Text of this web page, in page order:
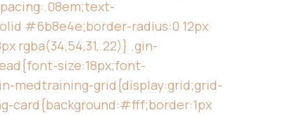
#6b8e4e;border-radius:0 12px
rgba(34,54,31,.22)} .gin-
size:18px;font-
medtraining-grid{display:grid;grid-
card{background:#fff;border:1px